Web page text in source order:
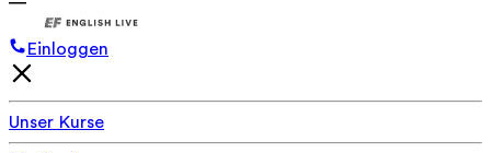
Einloggen
Unser Kurse